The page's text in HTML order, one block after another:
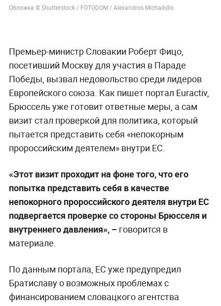
Обложка © Shutterstock / FOTODOM / Alexandros Michailidis
Премьер-министр Словакии Роберт Фицо,
посетивший Москву для участия в Параде
Победы, вызвал недовольство среди лидеров
Европейского союза. Как пишет портал Euractiv,
Брюссель уже готовит ответные меры, а сам
визит стал проверкой для политика, который
пытается представить себя «непокорным
пророссийским деятелем» внутри ЕС.
«Этот визит проходит на фоне того, что его
попытка представить себя в качестве
непокорного пророссийского деятеля внутри ЕС
подвергается проверке со стороны Брюсселя и
внутреннего давления», – говорится в
материале.
По данным портала, ЕС уже предупредил
Братиславу о возможных проблемах с
финансированием словацкого агентства